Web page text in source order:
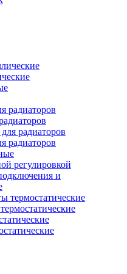
радиаторов
регулировкой
и